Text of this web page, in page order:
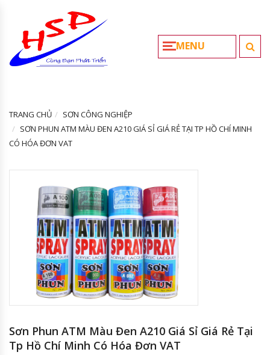
MENU
TRANG CHỦ
SƠN CÔNG NGHIỆP
SƠN PHUN ATM MÀU ĐEN A210 GIÁ SỈ GIÁ RẺ TẠI TP HỒ CHÍ MINH
CÓ HÓA ĐƠN VAT
Sơn Phun ATM Màu Đen A210 Giá Sỉ Giá Rẻ Tại
Tp Hồ Chí Minh Có Hóa Đơn VAT